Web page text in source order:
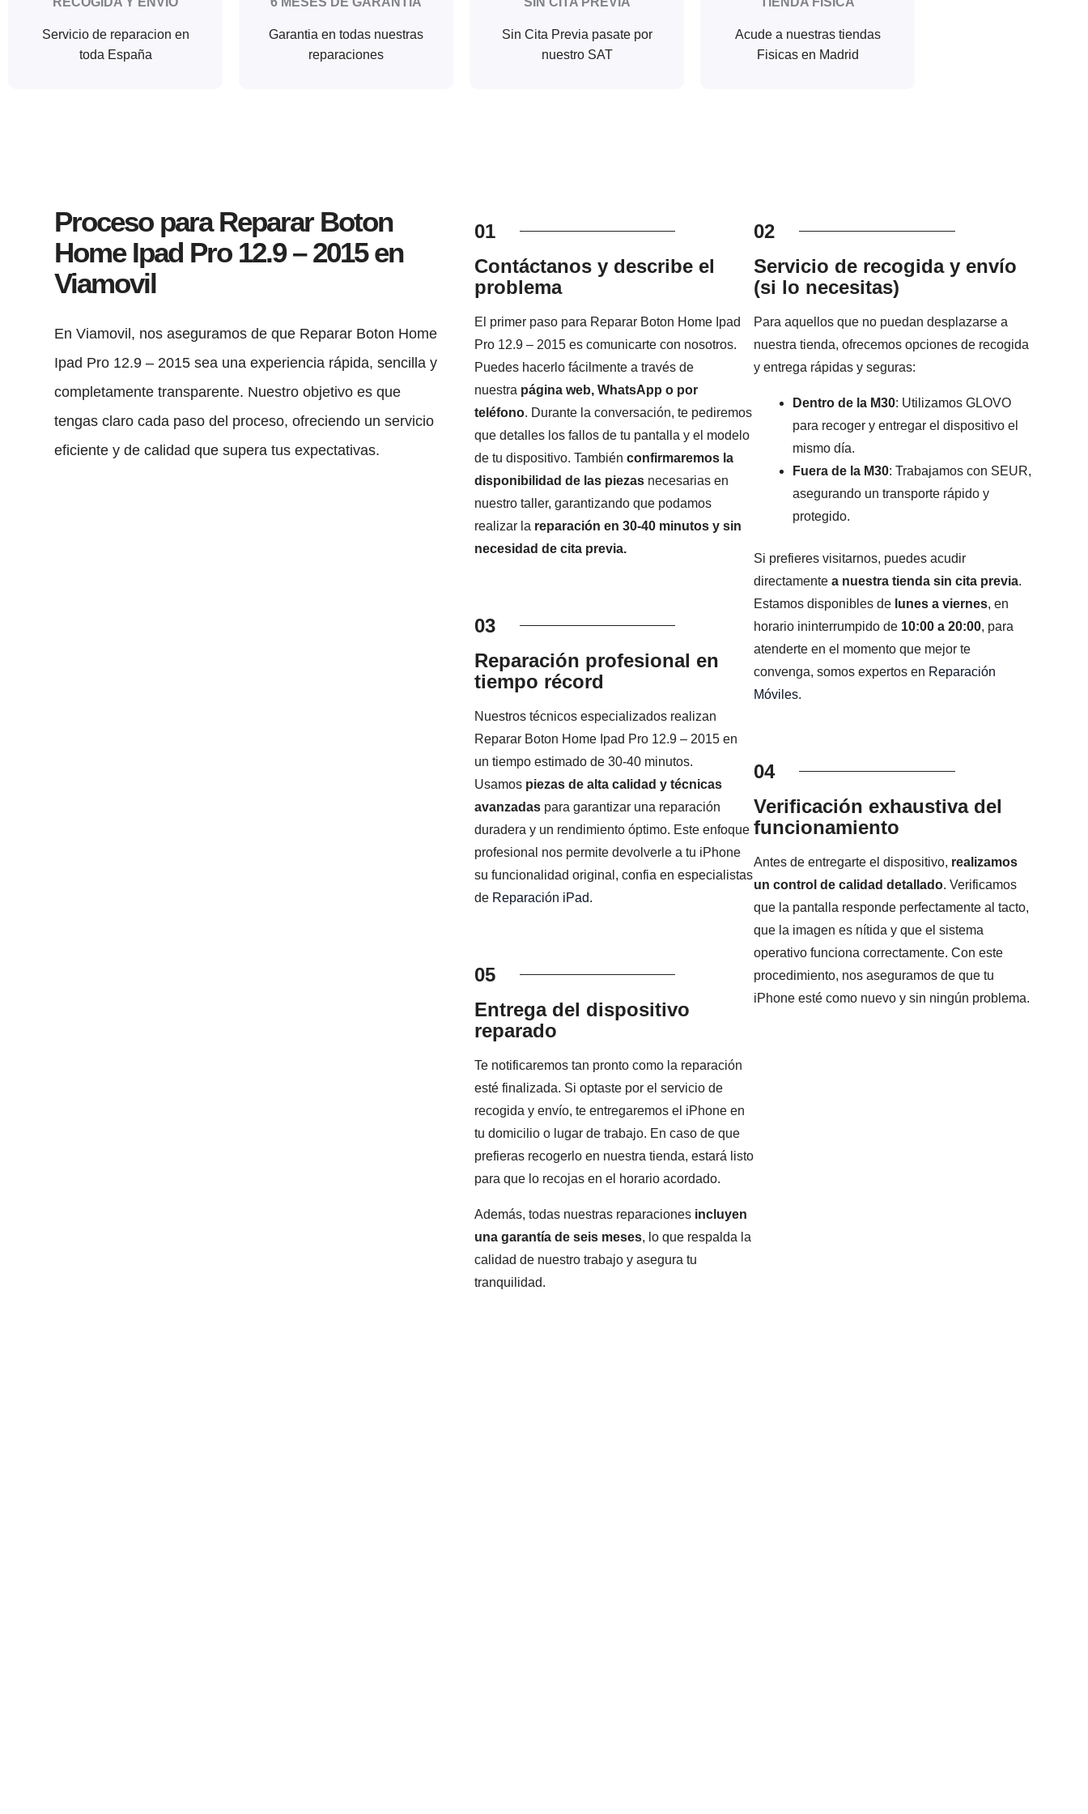
Servicio de reparacion en
toda España
Garantia en todas nuestras
reparaciones
Sin Cita Previa pasate por
nuestro SAT
Acude a nuestras tiendas
Fisicas en Madrid
Proceso para Reparar Boton
Home Ipad Pro 12.9 – 2015 en
Viamovil
En Viamovil, nos aseguramos de que Reparar Boton Home
Ipad Pro 12.9 – 2015 sea una experiencia rápida, sencilla y
completamente transparente. Nuestro objetivo es que
tengas claro cada paso del proceso, ofreciendo un servicio
eficiente y de calidad que supera tus expectativas.
01
Contáctanos y describe el
problema
El primer paso para Reparar Boton Home Ipad
Pro 12.9 – 2015 es comunicarte con nosotros.
Puedes hacerlo fácilmente a través de
nuestra página web, WhatsApp o por
teléfono. Durante la conversación, te pediremos
que detalles los fallos de tu pantalla y el modelo
de tu dispositivo. También confirmaremos la
disponibilidad de las piezasnecesarias en
nuestro taller, garantizando que podamos
realizar la reparación en 30-40 minutos y sin
necesidad de cita previa.
03
Reparación profesional en
tiempo récord
Nuestros técnicos especializados realizan
Reparar Boton Home Ipad Pro 12.9 – 2015 en
un tiempo estimado de 30-40 minutos.
Usamos piezas de alta calidad y técnicas
avanzadaspara garantizar una reparación
duradera y un rendimiento óptimo. Este enfoque
profesional nos permite devolverle a tu iPhone
su funcionalidad original, confia en especialistas
de Reparación iPad.
05
Entrega del dispositivo
reparado
Te notificaremos tan pronto como la reparación
esté finalizada. Si optaste por el servicio de
recogida y envío, te entregaremos el iPhone en
tu domicilio o lugar de trabajo. En caso de que
prefieras recogerlo en nuestra tienda, estará listo
para que lo recojas en el horario acordado.
Además, todas nuestras reparaciones incluyen
una garantía de seis meses, lo que respalda la
calidad de nuestro trabajo y asegura tu
tranquilidad.
02
Servicio de recogida y envío
(si lo necesitas)
Para aquellos que no puedan desplazarse a
nuestra tienda, ofrecemos opciones de recogida
y entrega rápidas y seguras:
Dentro de la M30: Utilizamos GLOVO
para recoger y entregar el dispositivo el
mismo día.
Fuera de la M30: Trabajamos con SEUR,
asegurando un transporte rápido y
protegido.
Si prefieres visitarnos, puedes acudir
directamentea nuestra tienda sin cita previa.
Estamos disponibles de lunes a viernes, en
horario ininterrumpido de 10:00 a 20:00, para
atenderte en el momento que mejor te
convenga, somos expertos en Reparación
Móviles.
04
Verificación exhaustiva del
funcionamiento
Antes de entregarte el dispositivo, realizamos
un control de calidad detallado. Verificamos
que la pantalla responde perfectamente al tacto,
que la imagen es nítida y que el sistema
operativo funciona correctamente. Con este
procedimiento, nos aseguramos de que tu
iPhone esté como nuevo y sin ningún problema.